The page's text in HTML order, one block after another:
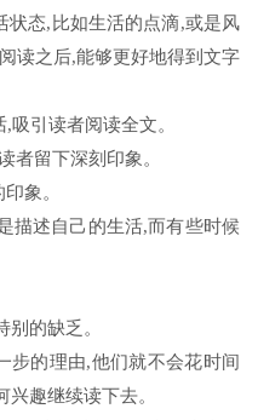
状态,比如生活的点滴,或是风
读之后,能够更好地得到文字
引读者阅读全文。
者留下深刻印象。
象。
描述自己的生活,而有些时候
的缺乏。
步的理由,他们就不会花时间
趣继续读下去。